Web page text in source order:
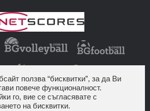
ползва “бисквитки”, за да Ви
повече функционалност.
го, вие се съгласявате с
на бисквитки.